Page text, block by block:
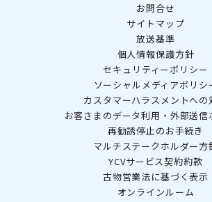
お問合せ
サイトマップ
放送基準
個人情報保護方針
セキュリティーポリシー
ソーシャルメディアポリシ
カスタマーハラスメントへの
お客さまのデータ利用・外部送信
再勧誘停止のお手続き
マルチステークホルダー方
YCVサービス契約約款
古物営業法に基づく表示
オンラインルーム